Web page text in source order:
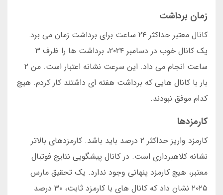
زمان برداشت
کانال معتبر حداکثر ۲۴ ساعت برای برداشت زمان می برد.
یک کانال خوب در دسامبر ۲۰۲۴، برداشت ها را ظرف ۳
ساعت انجام می داد. این سرعت نشانه اعتبار است. من ۲
بار با کانال هایی که برداشت هفته ای داشتند کار کردم. هیچ
کدام موفق نبودند.
کارمزدها
کارمزد واریز حداکثر ۲ درصد باید باشد. کارمزدهای بالاتر
نشانه کلاهبرداری است. در کانال پیشگویی نتایج فوتبال
معتبر، هیچ کارمزد پنهانی وجود ندارد. یک تحقیق مارس
۲۰۲۵ نشان داد که کانال های با کارمزد ثابت، ۳۰ درصد